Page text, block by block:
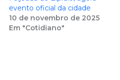
evento oficial da cidade
10 de novembro de 2025
Em "Cotidiano"